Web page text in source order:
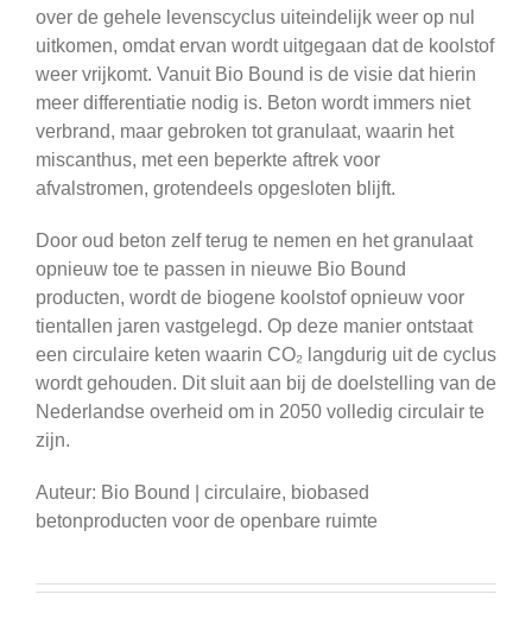
over de gehele levenscyclus uiteindelijk weer op nul
uitkomen, omdat ervan wordt uitgegaan dat de koolstof
weer vrijkomt. Vanuit Bio Bound is de visie dat hierin
meer differentiatie nodig is. Beton wordt immers niet
verbrand, maar gebroken tot granulaat, waarin het
miscanthus, met een beperkte aftrek voor
afvalstromen, grotendeels opgesloten blijft.
Door oud beton zelf terug te nemen en het granulaat
opnieuw toe te passen in nieuwe Bio Bound
producten, wordt de biogene koolstof opnieuw voor
tientallen jaren vastgelegd. Op deze manier ontstaat
een circulaire keten waarin CO₂ langdurig uit de cyclus
wordt gehouden. Dit sluit aan bij de doelstelling van de
Nederlandse overheid om in 2050 volledig circulair te
zijn.
Auteur: Bio Bound | circulaire, biobased
betonproducten voor de openbare ruimte